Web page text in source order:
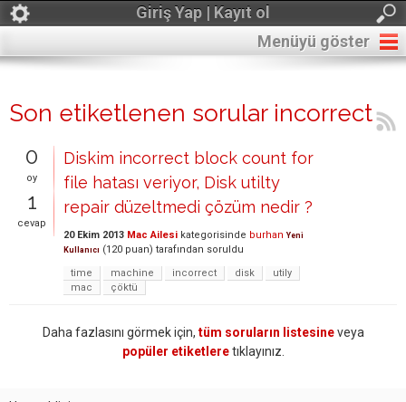
Giriş Yap | Kayıt ol
Menüyü göster
Son etiketlenen sorular incorrect
0
oy
1
cevap
Diskim incorrect block count for
file hatası veriyor, Disk utilty
repair düzeltmedi çözüm nedir ?
20 Ekim 2013 Mac Ailesi kategorisinde burhan Yeni
Kullanıcı (120 puan) tarafından soruldu
time
machine incorrect disk
utily
mac
çöktü
Daha fazlasını görmek için, tüm soruların listesineveya
popüler etiketleretıklayınız.